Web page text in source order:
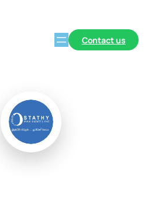
Contact us